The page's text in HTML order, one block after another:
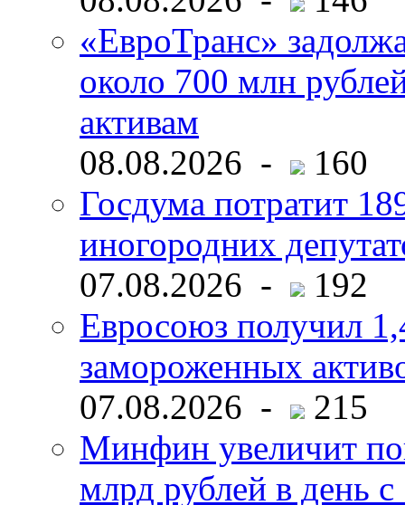
«ЕвроТранс»
около 700 млн
активам
08.08.2026 -
160
Госдума потратит
иногородних
07.08.2026 -
192
Евросоюз получил
замороженных
07.08.2026 -
215
Минфин увеличит
млрд рублей в день с